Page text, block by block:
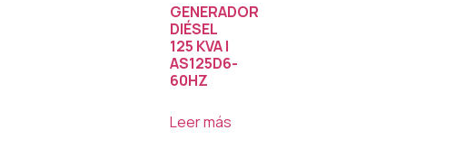
GENERADOR
DIÉSEL
125 KVA |
AS125D6-
60HZ
Leer más